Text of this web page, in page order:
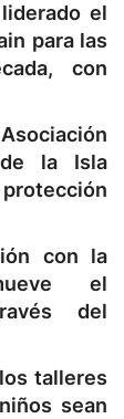
el
para las
con
la Isla
con la
el
del
talleres
sean